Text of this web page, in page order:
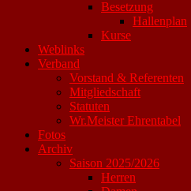
Besetzung
Hallenplan
Kurse
Weblinks
Verband
Vorstand & Referenten
Mitgliedschaft
Statuten
Wr.Meister Ehrentabel
Fotos
Archiv
Saison 2025/2026
Herren